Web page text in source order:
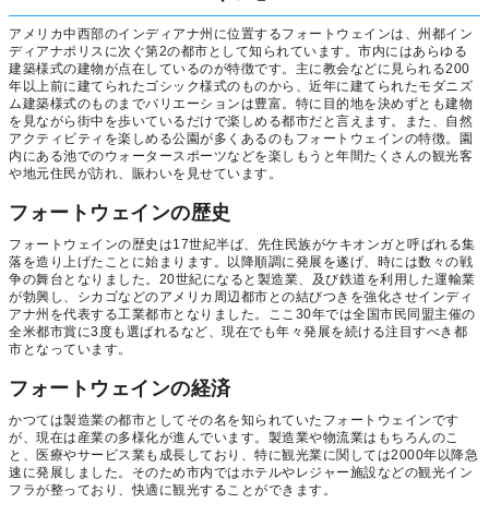
アメリカ中西部のインディアナ州に位置するフォートウェインは、州都イン
ディアナポリスに次ぐ第2の都市として知られています。市内にはあらゆる
建築様式の建物が点在しているのが特徴です。主に教会などに見られる200
年以上前に建てられたゴシック様式のものから、近年に建てられたモダニズ
ム建築様式のものまでバリエーションは豊富。特に目的地を決めずとも建物
を見ながら街中を歩いているだけで楽しめる都市だと言えます。また、自然
アクティビティを楽しめる公園が多くあるのもフォートウェインの特徴。園
内にある池でのウォータースポーツなどを楽しもうと年間たくさんの観光客
や地元住民が訪れ、賑わいを見せています。
フォートウェインの歴史
フォートウェインの歴史は17世紀半ば、先住民族がケキオンガと呼ばれる集
落を造り上げたことに始まります。以降順調に発展を遂げ、時には数々の戦
争の舞台となりました。20世紀になると製造業、及び鉄道を利用した運輸業
が勃興し、シカゴなどのアメリカ周辺都市との結びつきを強化させインディ
アナ州を代表する工業都市となりました。ここ30年では全国市民同盟主催の
全米都市賞に3度も選ばれるなど、現在でも年々発展を続ける注目すべき都
市となっています。
フォートウェインの経済
かつては製造業の都市としてその名を知られていたフォートウェインです
が、現在は産業の多様化が進んでいます。製造業や物流業はもちろんのこ
と、医療やサービス業も成長しており、特に観光業に関しては2000年以降急
速に発展しました。そのため市内ではホテルやレジャー施設などの観光イン
フラが整っており、快適に観光することができます。